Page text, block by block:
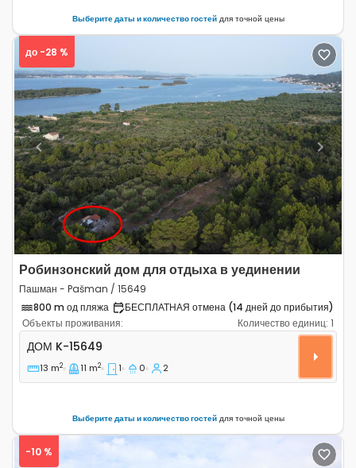
Выберите даты и количество гостейдля точной цены
Previous Next
до -28 %
Робинзонский дом для отдыха в уединении
Пашман - Pašman / 15649
800 m од пляжа
БЕСПЛАТНАЯ отмена (14 дней до прибытия)
Объекты проживания:
Количество единиц: 1
Однокомнатный дом Пашман - Pašman K-15649
ДОМ K-15649
13 m2 11 m2 1 0 2
Выберите даты и количество гостейдля точной цены
-10 %